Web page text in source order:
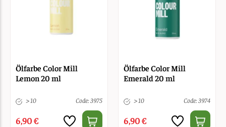
Ölfarbe Color Mill
Lemon 20 ml
> 10 Code: 3975
6,90 €
Ölfarbe Color Mill
Emerald 20 ml
> 10 Code: 3974
6,90 €